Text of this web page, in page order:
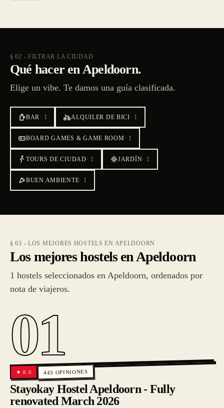
§ 02 - FILTRAR LA CIUDAD
Qué hacer en Apeldoorn.
Elige un vibe. Te damos una guía clasificada.
BAR· 1 ALQUILER DE BICI· 1
BOARD GAMES & GAME ROOM· 1
TOURS DE CIUDAD· 1 JARDÍN· 1
BUEN AMBIENTE· 1
§ 03 - LOS MEJORES HOSTELS EN APELDOORN
Los mejores hostels en Apeldoorn
1 hostels seleccionados en Apeldoorn, ordenados por
nota de viajeros.
01
★8.0 443 OPINIONES
Stayokay Hostel Apeldoorn - Fully
renovated March 2026